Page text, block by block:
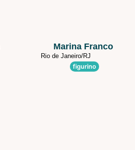
Marina Franco
Rio de Janeiro/RJ
figurino